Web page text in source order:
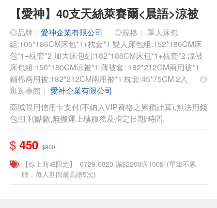
【愛神】40支天絲萊賽爾<晨語>涼被
◎品牌： 愛神企業有限公司
◎規格： 單人床包
組:105*186CM床包*1+枕套*1 雙人床包組:152*186CM床
包*1+枕套*2 加大床包組:182*186CM床包*1+枕套*2 涼被
床包組:150*180CM涼被*1 薄被套: 182*212CM兩用被*1
鋪棉兩用被:182*212CM兩用被*1 枕套:45*75CM 2入
◎
逛逛專館： 愛神企業有限公司
商城限用信用卡支付(不納入VIP資格之累積計算),無法用錢
包/紅利點數,無搬運上樓服務及指定日期/時間.
$ 450 $900
【線上商城限定】_0729-0820 滿$2200送100點(單筆不累
贈，每人期間最高贈5次)